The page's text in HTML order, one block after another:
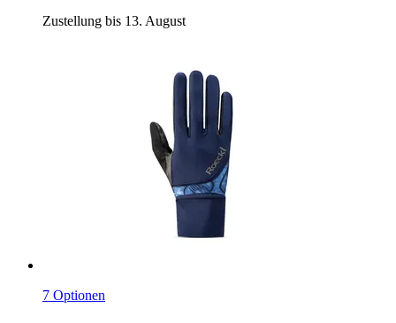
Zustellung bis 13. August
7 Optionen